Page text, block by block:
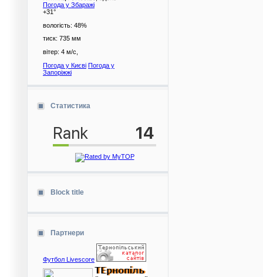
Погода у Збаражі
+31°
вологість: 48%
тиск: 735 мм
вітер: 4 м/с,
Погода у Києві Погода у
Запоріжжі
Статистика
Block title
Партнери
Футбол Livescore